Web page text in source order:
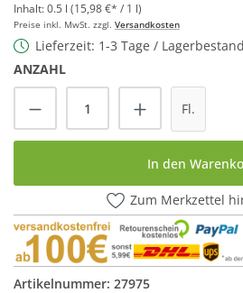
Inhalt:0.5 l (15,98 €* / 1 l)
Preise inkl. MwSt. zzgl. Versandkosten
Lieferzeit: 1-3 Tage /
ANZAHL
Produkt Anzahl: Gib
Fl.
In den
Zum Merkzettel
Artikelnummer: 27975